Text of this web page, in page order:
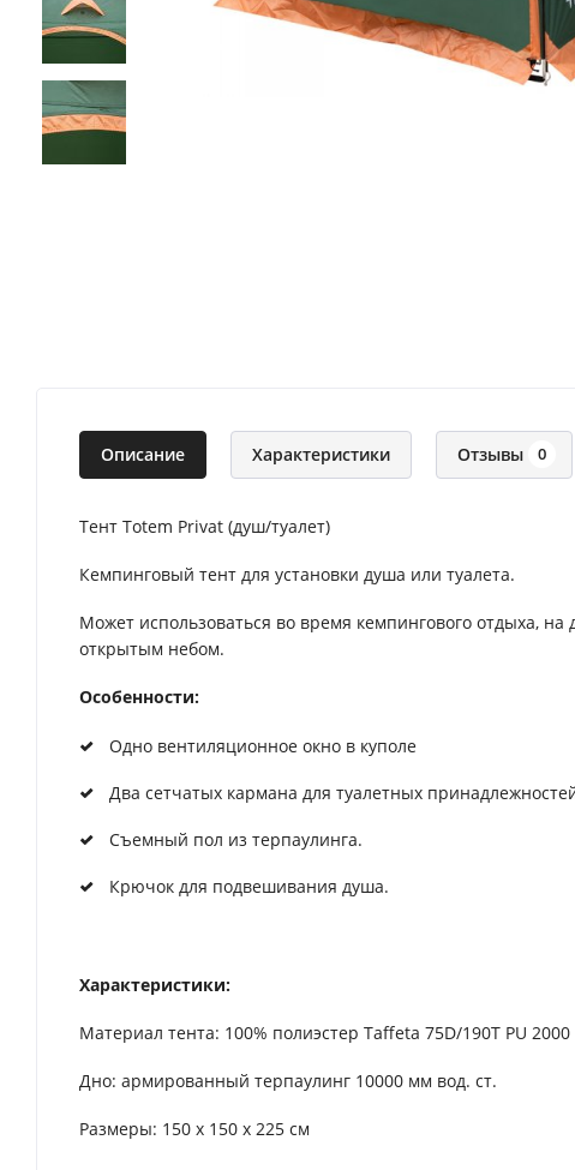
Описание Характеристики Отзывы 0
Тент Totem Privat (душ/туалет)
Кемпинговый тент для установки душа или туалета.
Может использоваться во время кемпингового отдыха,
открытым небом.
Особенности:
Одно вентиляционное окно в куполе
Два сетчатых кармана для туалетных
Съемный пол из терпаулинга.
Крючок для подвешивания душа.
Характеристики:
Материал тента: 100% полиэстер Taffeta 75D/190T PU
Дно: армированный терпаулинг 10000 мм вод. ст.
Размеры: 150 х 150 х 225 см